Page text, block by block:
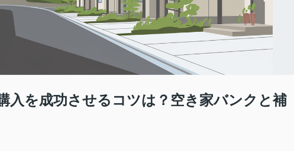
入を成功させるコツは？空き家バンクと補